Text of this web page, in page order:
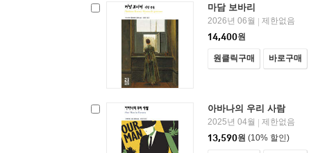
마담 보바리
2026년 06월 | 제한없음
14,400원
원클릭구매 바로구매
아바나의 우리 사람
2025년 04월 | 제한없음
13,590원 (10% 할인)